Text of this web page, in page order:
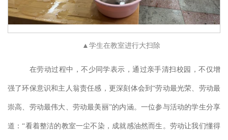
▲ 学生在教室进行大扫除
在劳动过程中，不少同学表示，通过亲手清扫校园，不仅增
强了环保意识和主人翁责任感，更深刻体会到“劳动最光荣、劳动最
崇高、劳动最伟大、劳动最美丽”的内涵。一位参与活动的学生分享
道：“看着整洁的教室一尘不染，成就感油然而生。劳动让我们懂得